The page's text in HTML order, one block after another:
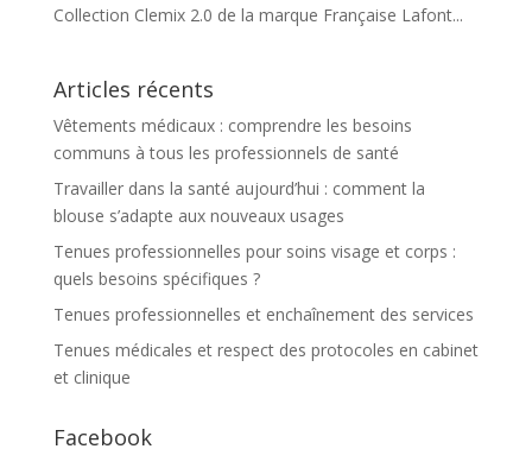
Collection Clemix 2.0 de la marque Française Lafont...
Articles récents
Vêtements médicaux : comprendre les besoins
communs à tous les professionnels de santé
Travailler dans la santé aujourd’hui : comment la
blouse s’adapte aux nouveaux usages
Tenues professionnelles pour soins visage et corps :
quels besoins spécifiques ?
Tenues professionnelles et enchaînement des services
Tenues médicales et respect des protocoles en cabinet
et clinique
Facebook